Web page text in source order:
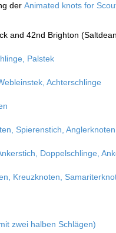
der Animated knots for
and 42nd Brighton
Palstek
Achterschlinge
Spierenstich, Anglerknoten
Doppelschlinge,
Kreuzknoten,
zwei halben Schlägen)